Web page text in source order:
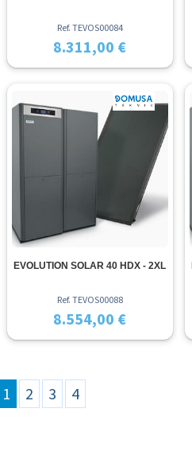
Ref. TEVOS00084
8.311,00 €
EVOLUTION SOLAR 40 HDX - 2XL
Ref. TEVOS00088
8.554,00 €
1 2 3 4